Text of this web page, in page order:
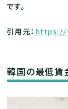
です。
引用元： https://
韓国の最低賃